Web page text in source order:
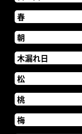
春
朝
木漏れ日
松
桃
梅